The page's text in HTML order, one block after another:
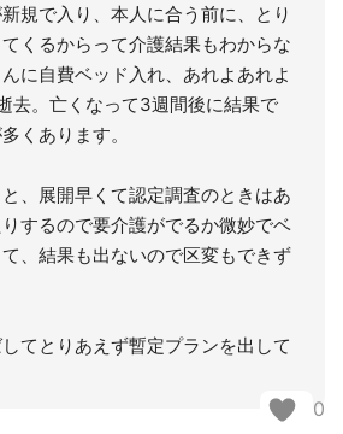
規で入り、本人に合う前に、とり
くるからって介護結果もわからな
に自費ベッド入れ、あれよあれよ
去。亡くなって3週間後に結果で
くあります。
、展開早くて認定調査のときはあ
するので要介護がでるか微妙でベ
、結果も出ないので区変もできず
てとりあえず暫定プランを出して
0